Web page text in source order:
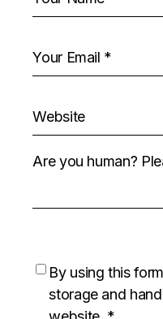
Are you human?
By using this
storage and